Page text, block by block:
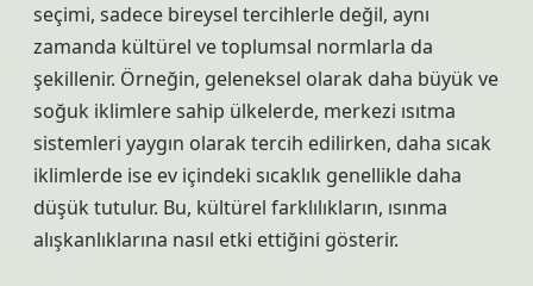
seçimi, sadece bireysel tercihlerle değil, aynı
zamanda kültürel ve toplumsal normlarla da
şekillenir. Örneğin, geleneksel olarak daha büyük ve
soğuk iklimlere sahip ülkelerde, merkezi ısıtma
sistemleri yaygın olarak tercih edilirken, daha sıcak
iklimlerde ise ev içindeki sıcaklık genellikle daha
düşük tutulur. Bu, kültürel farklılıkların, ısınma
alışkanlıklarına nasıl etki ettiğini gösterir.